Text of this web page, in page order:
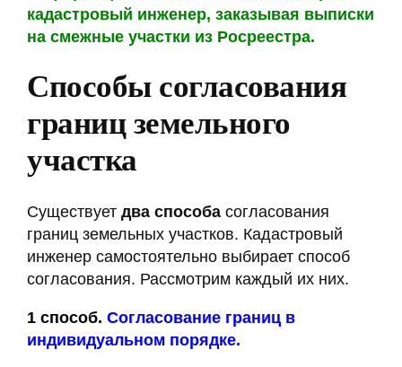
кадастровый инженер, заказывая выписки
на смежные участки из Росреестра.
Способы согласования
границ земельного
участка
Существует два способа согласования
границ земельных участков. Кадастровый
инженер самостоятельно выбирает способ
согласования. Рассмотрим каждый их них.
1 способ. Согласование границ в
индивидуальном порядке.